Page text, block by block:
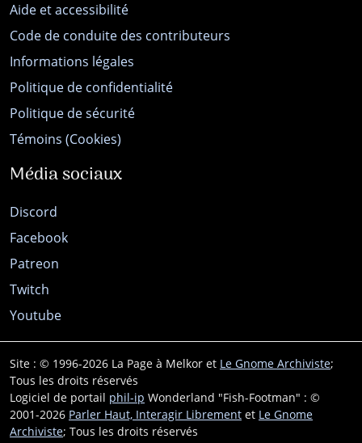
Aide et accessibilité
Code de conduite des contributeurs
Informations légales
Politique de confidentialité
Politique de sécurité
Témoins (Cookies)
Média sociaux
Discord
Facebook
Patreon
Twitch
Youtube
Site : © 1996-2026 La Page à Melkor et Le Gnome Archiviste;
Tous les droits réservés
Logiciel de portail phil-ip Wonderland "Fish-Footman" : ©
2001-2026 Parler Haut, Interagir Librement et Le Gnome
Archiviste; Tous les droits réservés